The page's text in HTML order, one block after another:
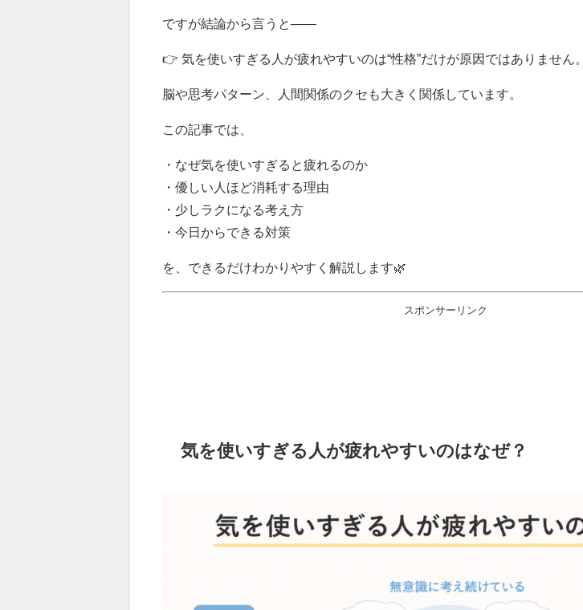
ですが結論から言うと――
👉 気を使いすぎる人が疲れやすいのは“性格”だけが原因ではありません。
脳や思考パターン、人間関係のクセも大きく関係しています。
この記事では、
・なぜ気を使いすぎると疲れるのか
・優しい人ほど消耗する理由
・少しラクになる考え方
・今日からできる対策
を、できるだけわかりやすく解説します🌿
スポンサーリンク
気を使いすぎる人が疲れやすいのはなぜ？